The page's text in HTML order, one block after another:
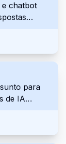
chatbot
para
de IA